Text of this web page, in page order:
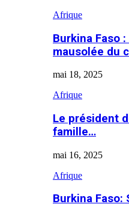
Afrique
Burkina Faso
mausolée du
mai 18, 2025
Afrique
Le président
famille…
mai 16, 2025
Afrique
Burkina